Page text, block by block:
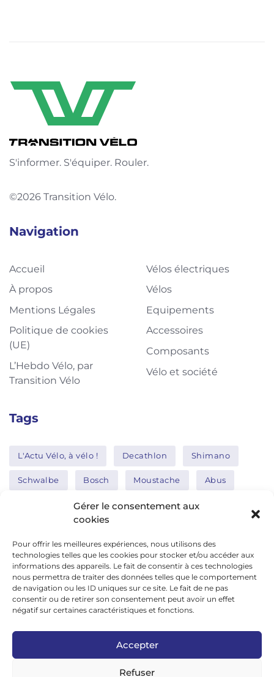
Gérer le consentement aux
cookies
Pour offrir les meilleures expériences, nous utilisons des
technologies telles que les cookies pour stocker et/ou accéder aux
informations des appareils. Le fait de consentir à ces technologies
nous permettra de traiter des données telles que le comportement
de navigation ou les ID uniques sur ce site. Le fait de ne pas
consentir ou de retirer son consentement peut avoir un effet
négatif sur certaines caractéristiques et fonctions.
Accepter
Refuser
S'informer. S'équiper. Rouler.
©2026 Transition Vélo.
Navigation
Accueil
À propos
Mentions Légales
Politique de cookies
(UE)
L’Hebdo Vélo, par
Transition Vélo
Vélos électriques
Vélos
Equipements
Accessoires
Composants
Vélo et société
Tags
L'Actu Vélo, à vélo ! Decathlon Shimano
Schwalbe Bosch Moustache Abus
Thule Nakamura
Réseaux sociaux
google news
facebook
twitter